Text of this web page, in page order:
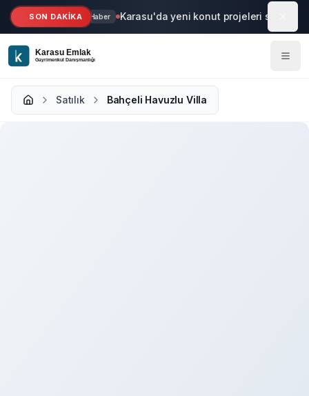
Ana içeriğe geç
SON DAKİKA Haber Karasu'da yeni konut projeleri start aldı
Satılık Bahçeli Havuzlu Villa